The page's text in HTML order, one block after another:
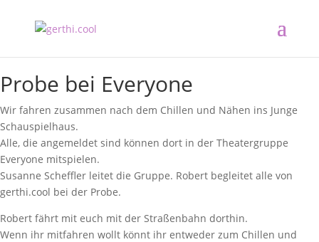
Probe bei Everyone
Wir fahren zusammen nach dem Chillen und Nähen ins Junge
Schauspielhaus.
Alle, die angemeldet sind können dort in der Theatergruppe
Everyone mitspielen.
Susanne Scheffler leitet die Gruppe. Robert begleitet alle von
gerthi.cool bei der Probe.
Robert fährt mit euch mit der Straßenbahn dorthin.
Wenn ihr mitfahren wollt könnt ihr entweder zum Chillen und